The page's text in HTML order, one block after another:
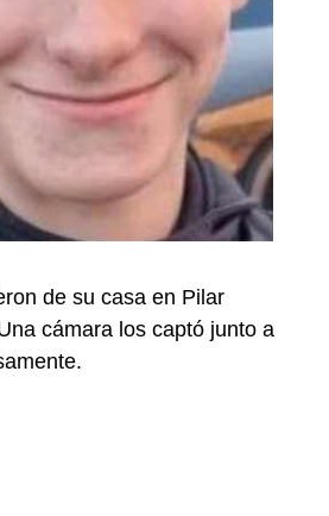
de su casa en Pilar
cámara los captó junto a